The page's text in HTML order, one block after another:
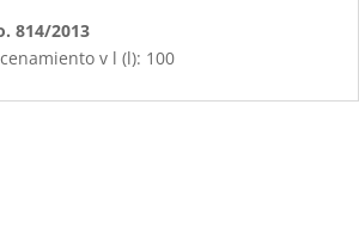
814/2013
v l (l): 100